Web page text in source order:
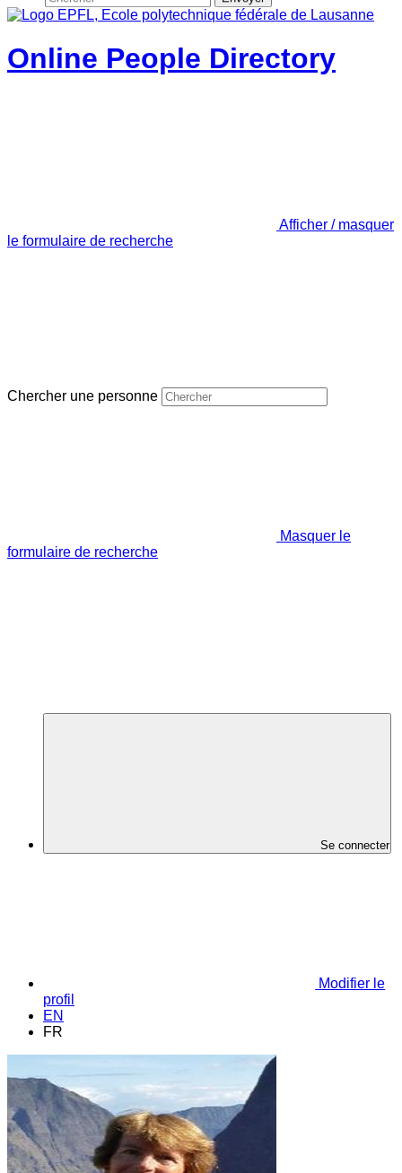
Online People Directory
Afficher / masquer
le formulaire de recherche
Chercher une personne
Masquer le
formulaire de recherche
Se connecter
Modifier le
profil
EN
FR